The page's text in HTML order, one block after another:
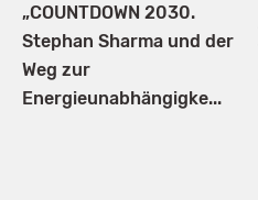
„COUNTDOWN 2030.
Stephan Sharma und der
Weg zur
Energieunabhängigke...